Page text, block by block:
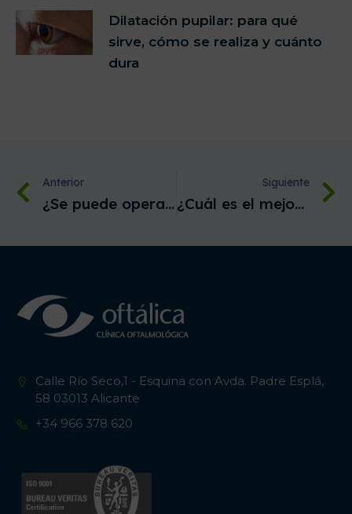
Dilatación pupilar: para qué
sirve, cómo se realiza y cuánto
dura
Anterior
¿Se puede operar la vista cansada o presbicia?
Siguiente
¿Cuál es el mejor tratamiento para la conjuntivitis?
Calle Río Seco,1 - Esquina con Avda. Padre Esplá,
58 03013 Alicante
+34 966 378 620